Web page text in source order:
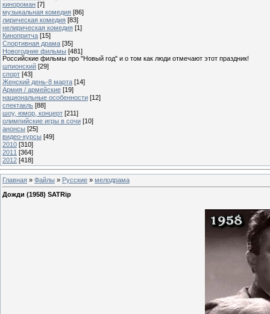
кинороман [7]
музыкальная комедия [86]
лирическая комедия [83]
нелирическая комедия [1]
Кинопритча [15]
Спортивная драма [35]
Новогодние фильмы [481]
Российские фильмы про "Новый год" и о том как люди отмечают этот праздник!
шпионский [29]
спорт [43]
Женский день-8 марта [14]
Армия / армейские [19]
национальные особенности [12]
спектакль [88]
шоу, юмор, концерт [211]
олимпийские игры в сочи [10]
анонсы [25]
видео-курсы [49]
2010 [310]
2011 [364]
2012 [418]
Главная » Файлы » Русские » мелодрама
Дожди (1958) SATRip